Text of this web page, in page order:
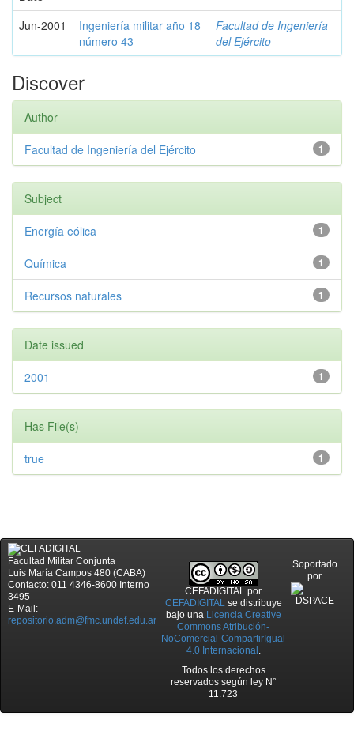
Jun-2001
Ingeniería militar año 18
número 43
Facultad de Ingeniería
del Ejército
Discover
Author
1
Facultad de Ingeniería del Ejército
Subject
1
Energía eólica
1
Química
1
Recursos naturales
Date issued
1
2001
Has File(s)
1
true
Facultad Militar Conjunta
Luis María Campos 480 (CABA)
Contacto: 011 4346-8600 Interno
3495
E-Mail:
repositorio.adm@fmc.undef.edu.ar
CEFADIGITAL por
CEFADIGITALse distribuye
bajo una Licencia Creative
Commons Atribución-
NoComercial-CompartirIgual
4.0 Internacional .
Todos los derechos
reservados según ley N°
11.723
Soportado
por